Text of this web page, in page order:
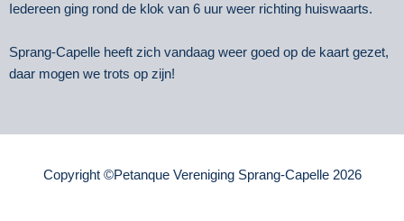
Iedereen ging rond de klok van 6 uur weer richting huiswaarts.
Sprang-Capelle heeft zich vandaag weer goed op de kaart gezet,
daar mogen we trots op zijn!
Copyright ©Petanque Vereniging Sprang-Capelle 2026